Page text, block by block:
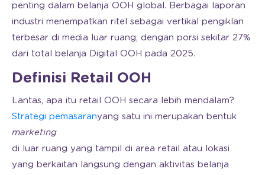
penting dalam belanja OOH global. Berbagai laporan
industri menempatkan ritel sebagai vertikal pengiklan
terbesar di media luar ruang, dengan porsi sekitar 27%
dari total belanja Digital OOH pada 2025.
Definisi Retail OOH
Lantas, apa itu retail OOH secara lebih mendalam?
Strategi pemasaranyang satu ini merupakan bentuk
marketing
di luar ruang yang tampil di area retail atau lokasi
yang berkaitan langsung dengan aktivitas belanja